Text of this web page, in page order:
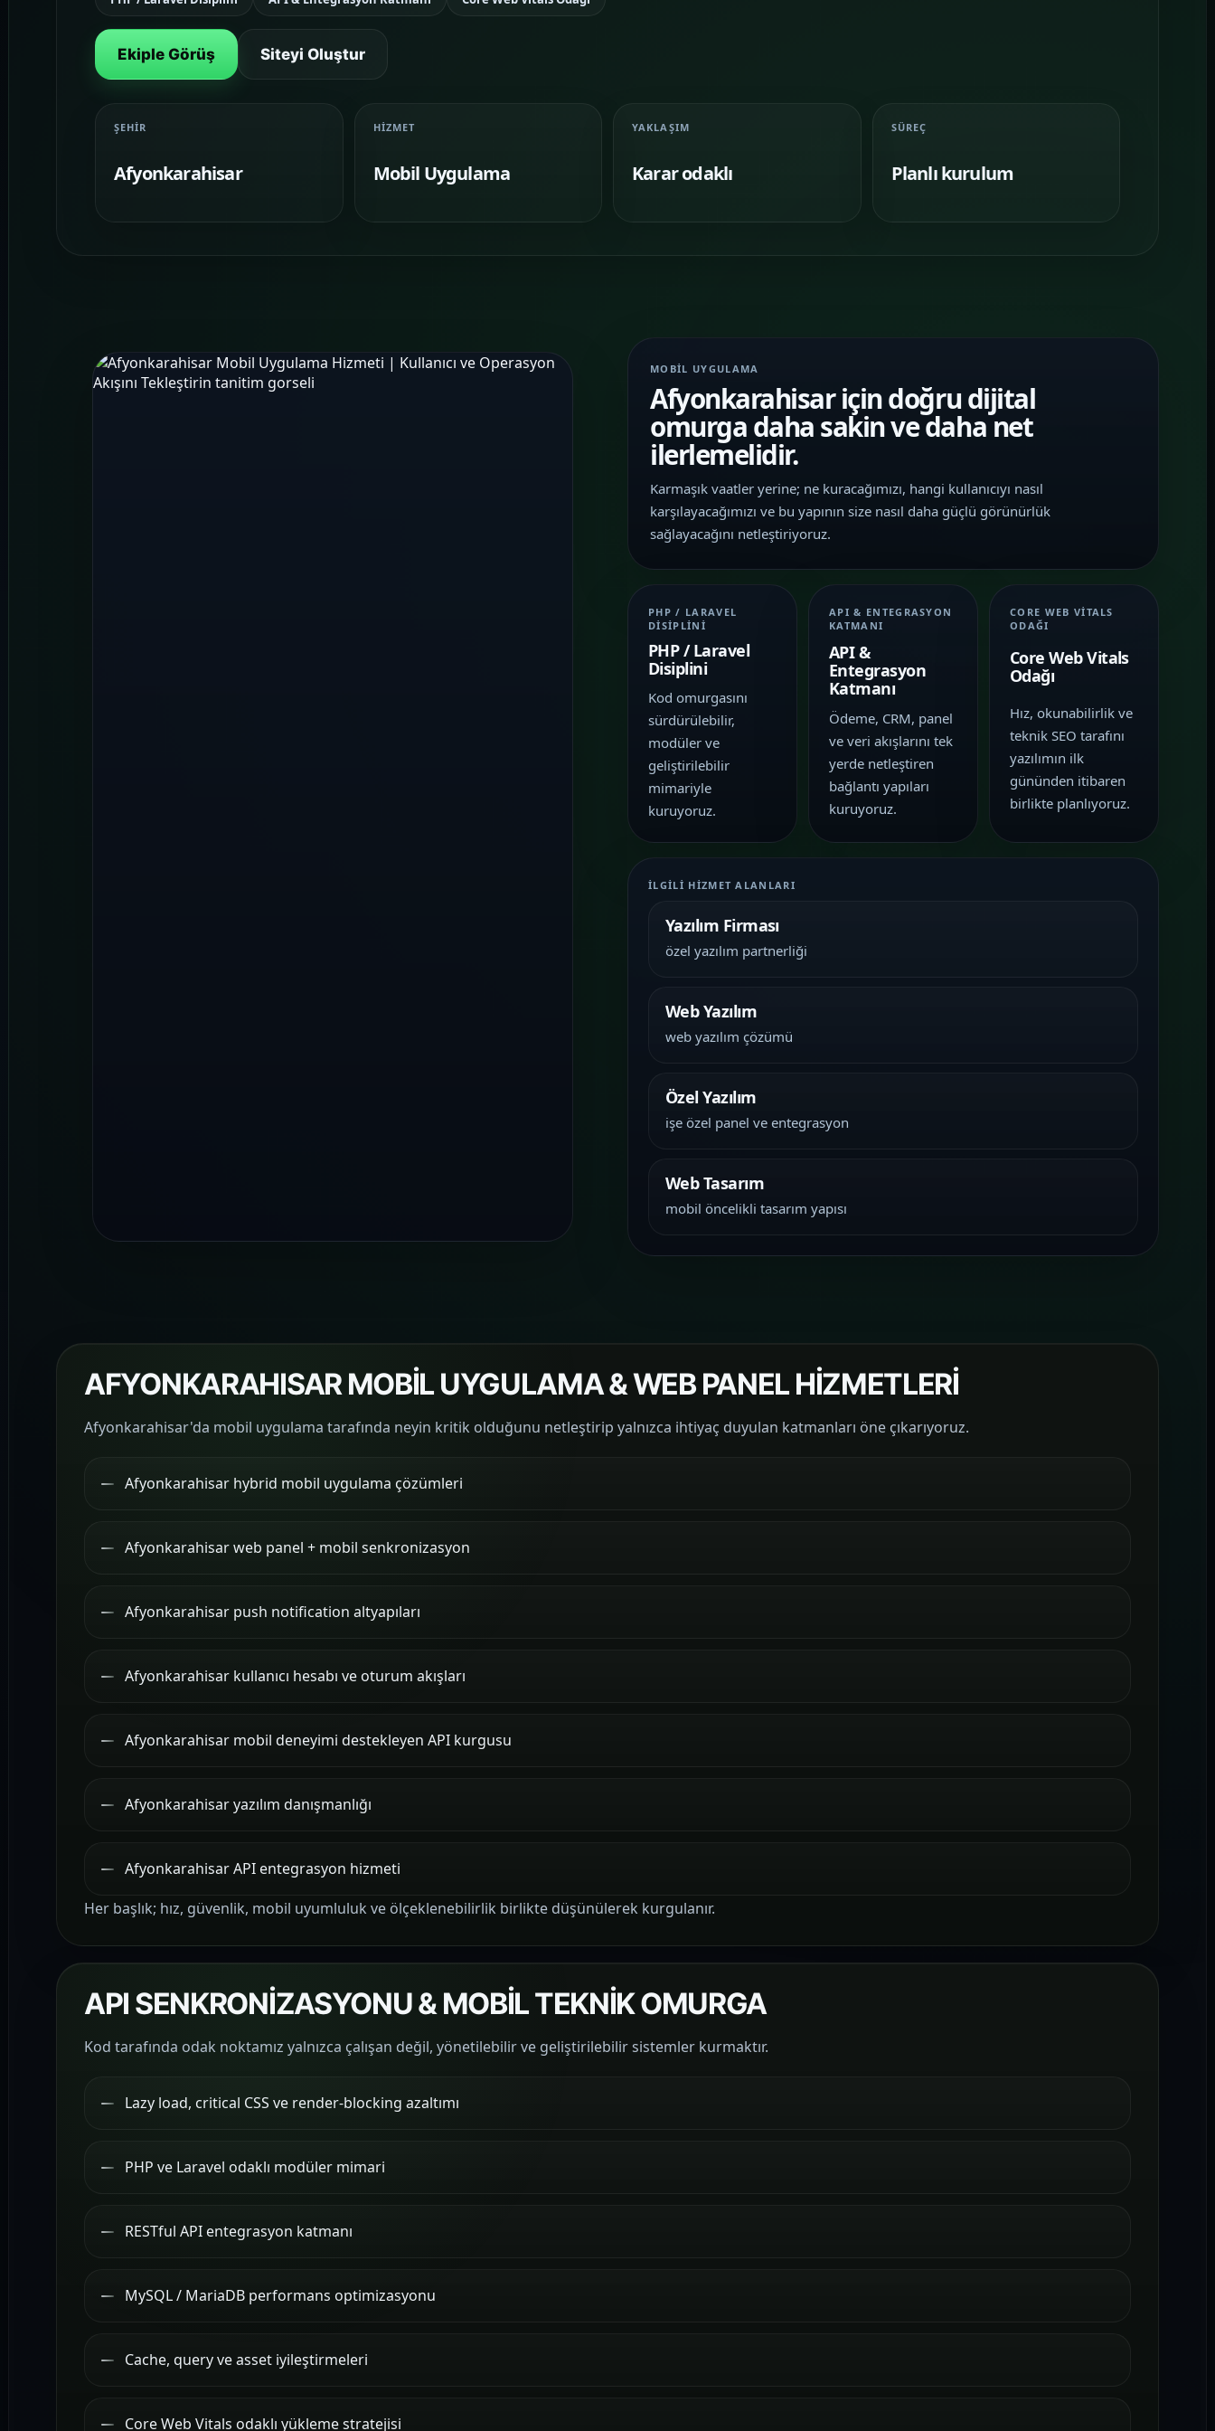
Google Reklam
04
Farklı iş kollarında nasıl bir vitrin
kurulduğunu inceleyin.
İhtiyacınıza göre kapsam, demo ve teslim
Ekiple Görüş Siteyi Oluştur
ŞEHIR
Afyonkarahisar
HIZMET
Mobil Uygulama
YAKLAŞIM
Karar odaklı
SÜREÇ
Planlı kurulum
MOBIL UYGULAMA
Afyonkarahisar için doğru dijital
omurga daha sakin ve daha net
ilerlemelidir.
Karmaşık vaatler yerine; ne kuracağımızı, hangi kullanıcıyı nasıl
karşılayacağımızı ve bu yapının size nasıl daha güçlü görünürlük
sağlayacağını netleştiriyoruz.
PHP / LARAVEL
DISIPLINI
PHP / Laravel
Disiplini
Kod omurgasını
sürdürülebilir,
modüler ve
geliştirilebilir
mimariyle
kuruyoruz.
API & ENTEGRASYON
KATMANI
API &
Entegrasyon
Katmanı
Ödeme, CRM, panel
ve veri akışlarını tek
yerde netleştiren
bağlantı yapıları
kuruyoruz.
CORE WEB VITALS
ODAĞI
Core Web Vitals
Odağı
Hız, okunabilirlik ve
teknik SEO tarafını
yazılımın ilk
gününden itibaren
birlikte planlıyoruz.
İLGILI HIZMET ALANLARI
Yazılım Firması
özel yazılım partnerliği
Web Yazılım
web yazılım çözümü
Özel Yazılım
işe özel panel ve entegrasyon
Web Tasarım
mobil öncelikli tasarım yapısı
AFYONKARAHISAR MOBİL UYGULAMA & WEB PANEL HİZMETLERİ
Afyonkarahisar'da mobil uygulama tarafında neyin kritik olduğunu netleştirip yalnızca ihtiyaç duyulan katmanları öne çıkarıyoruz.
Afyonkarahisar hybrid mobil uygulama çözümleri
Afyonkarahisar web panel + mobil senkronizasyon
Afyonkarahisar push notification altyapıları
Afyonkarahisar kullanıcı hesabı ve oturum akışları
Afyonkarahisar mobil deneyimi destekleyen API kurgusu
Afyonkarahisar yazılım danışmanlığı
Afyonkarahisar API entegrasyon hizmeti
Her başlık; hız, güvenlik, mobil uyumluluk ve ölçeklenebilirlik birlikte düşünülerek kurgulanır.
API SENKRONİZASYONU & MOBİL TEKNİK OMURGA
Kod tarafında odak noktamız yalnızca çalışan değil, yönetilebilir ve geliştirilebilir sistemler kurmaktır.
Lazy load, critical CSS ve render-blocking azaltımı
PHP ve Laravel odaklı modüler mimari
RESTful API entegrasyon katmanı
MySQL / MariaDB performans optimizasyonu
Cache, query ve asset iyileştirmeleri
Core Web Vitals odaklı yükleme stratejisi